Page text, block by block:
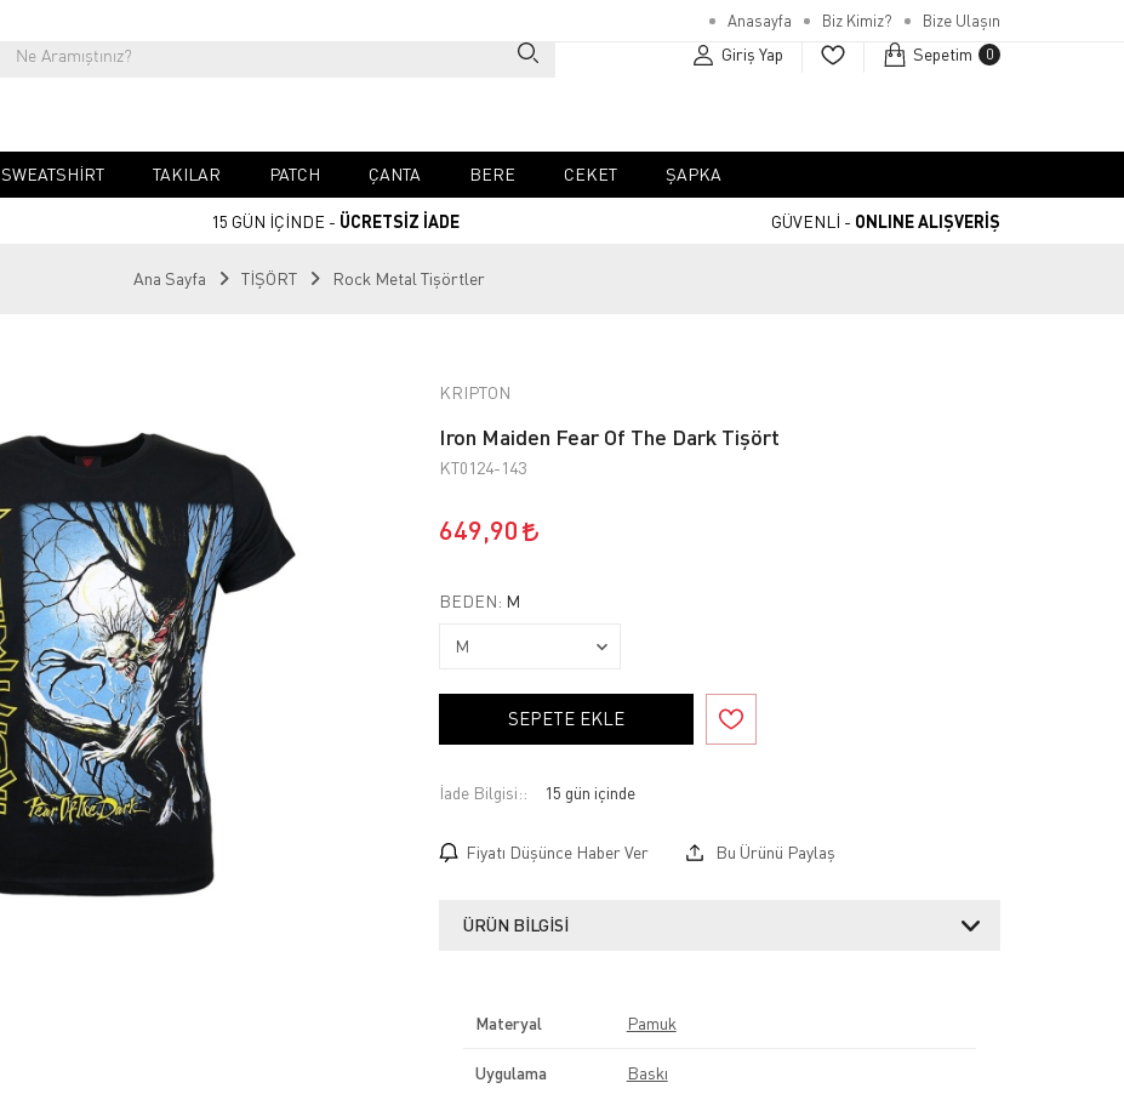
Anasayfa Biz Kimiz? Bize Ulaşın
Giriş Yap Sepetim 0
SWEATSHIRT TAKILAR PATCH ÇANTA BERE CEKET ŞAPKA
15 GÜN İÇİNDE - ÜCRETSİZ İADE GÜVENLİ - ONLINE ALIŞVERİŞ
Ana Sayfa TİŞÖRT Rock Metal Tişörtler
KRIPTON
Iron Maiden Fear Of The Dark Tişört
KT0124-143
649,90
BEDEN: M
SEPETE EKLE
İade Bilgisi:
Fiyatı Düşünce Haber Ver Bu Ürünü Paylaş
ÜRÜN BILGISI
Materyal Pamuk
Uygulama Baskı